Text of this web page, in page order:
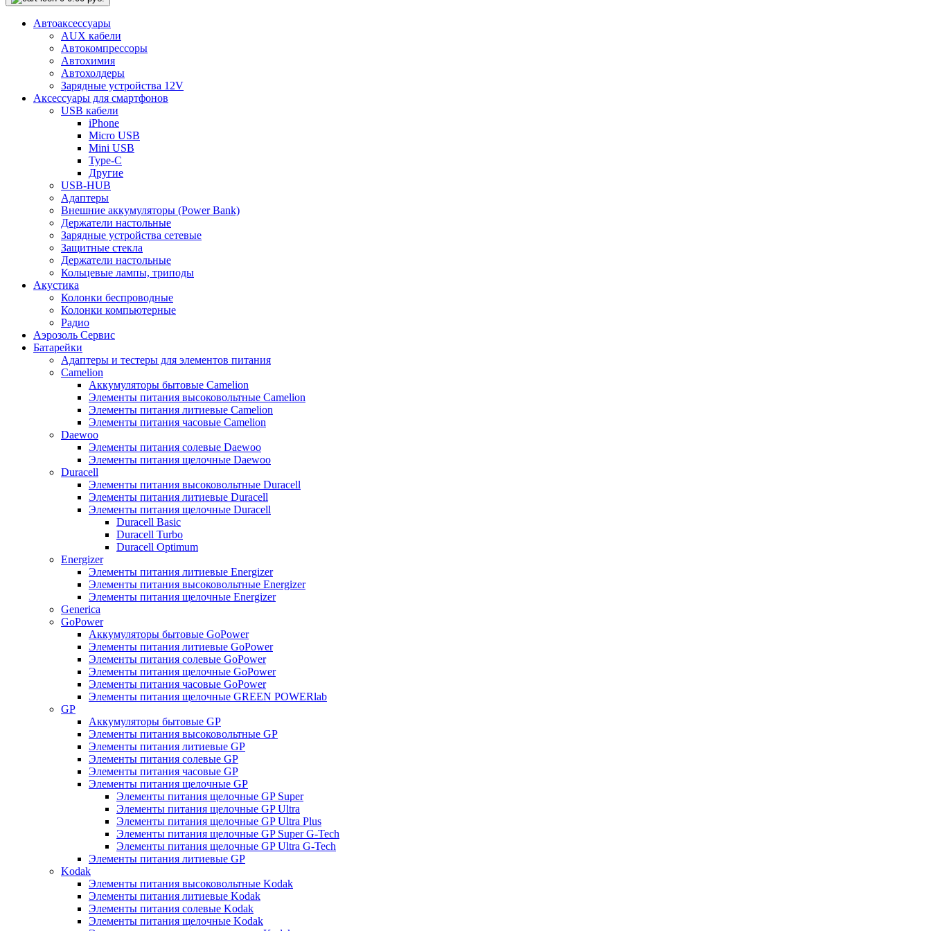
Автоаксессуары
AUX кабели
Автокомпрессоры
Автохимия
Автохолдеры
Зарядные устройства 12V
Аксессуары для смартфонов
USB кабели
iPhone
Micro USB
Mini USB
Type-C
Другие
USB-HUB
Адаптеры
Внешние аккумуляторы (Power Bank)
Держатели настольные
Зарядные устройства сетевые
Защитные стекла
Держатели настольные
Кольцевые лампы, триподы
Акустика
Колонки беспроводные
Колонки компьютерные
Радио
Аэрозоль Сервис
Батарейки
Aдаптеры и тестеры для элементов питания
Camelion
Аккумуляторы бытовые Camelion
Элементы питания высоковольтные Camelion
Элементы питания литиевые Camelion
Элементы питания часовые Camelion
Daewoo
Элементы питания солевые Daewoo
Элементы питания щелочные Daewoo
Duracell
Элементы питания высоковольтные Duracell
Элементы питания литиевые Duracell
Элементы питания щелочные Duracell
Duracell Basic
Duracell Turbo
Duracell Optimum
Energizer
Элементы питания литиевые Energizer
Элементы питания высоковольтные Energizer
Элементы питания щелочные Energizer
Generica
GoPower
Аккумуляторы бытовые GoPower
Элементы питания литиевые GoPower
Элементы питания солевые GoPower
Элементы питания щелочные GoPower
Элементы питания часовые GoPower
Элементы питания щелочные GREEN POWERlab
GP
Аккумуляторы бытовые GP
Элементы питания высоковольтные GP
Элементы питания литиевые GP
Элементы питания солевые GP
Элементы питания часовые GP
Элементы питания щелочные GP
Элементы питания щелочные GP Super
Элементы питания щелочные GP Ultra
Элементы питания щелочные GP Ultra Plus
Элементы питания щелочные GP Super G-Tech
Элементы питания щелочные GP Ultra G-Tech
Элементы питания литиевые GP
Kodak
Элементы питания высоковольтные Kodak
Элементы питания литиевые Kodak
Элементы питания солевые Kodak
Элементы питания щелочные Kodak